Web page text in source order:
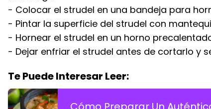
- Colocar el strudel en una bandeja para
- Pintar la superficie del strudel con
- Hornear el strudel en un horno
- Dejar enfriar el strudel antes de cortarlo y
Te Puede Interesar Leer: